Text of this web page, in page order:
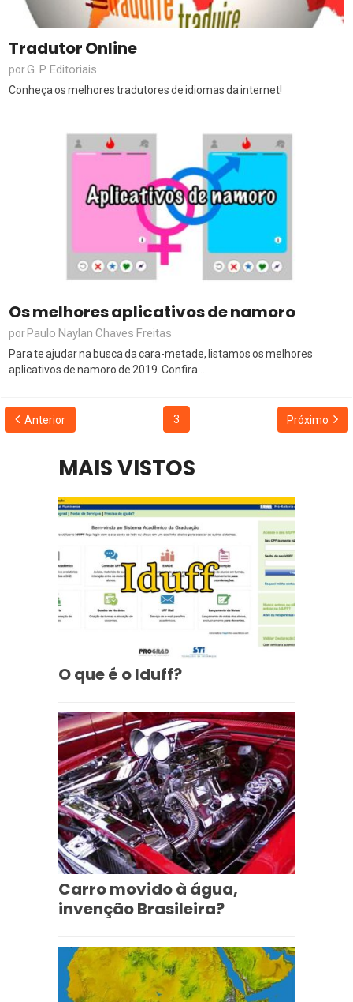
Tradutor Online
porG. P. Editoriais
Conheça os melhores tradutores de idiomas da internet!
Os melhores aplicativos de namoro
porPaulo Naylan Chaves Freitas
Para te ajudar na busca da cara-metade, listamos os melhores
aplicativos de namoro de 2019. Confira...
Anterior 3 Próximo
MAIS VISTOS
O que é o Iduff?
Carro movido à água,
invenção Brasileira?